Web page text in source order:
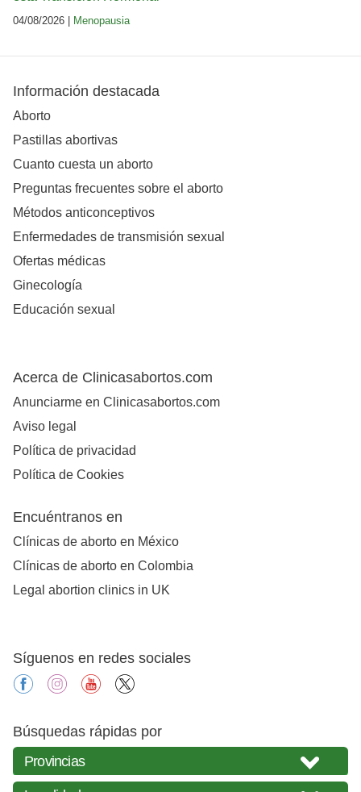
04/08/2026 | Menopausia
Información destacada
Aborto
Pastillas abortivas
Cuanto cuesta un aborto
Preguntas frecuentes sobre el aborto
Métodos anticonceptivos
Enfermedades de transmisión sexual
Ofertas médicas
Ginecología
Educación sexual
Acerca de Clinicasabortos.com
Anunciarme en Clinicasabortos.com
Aviso legal
Política de privacidad
Política de Cookies
Encuéntranos en
Clínicas de aborto en México
Clínicas de aborto en Colombia
Legal abortion clinics in UK
Síguenos en redes sociales
facebookinstagramyoutube
Búsquedas rápidas por